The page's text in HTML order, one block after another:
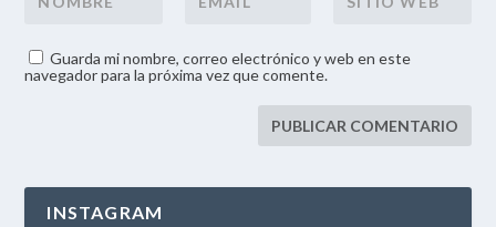
Guarda mi nombre, correo electrónico y web en este
navegador para la próxima vez que comente.
INSTAGRAM